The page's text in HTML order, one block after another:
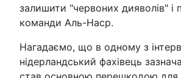
залишити "червоних дияволів" і
команди Аль-Наср.
Нагадаємо, що в одному з
нідерландський фахівець